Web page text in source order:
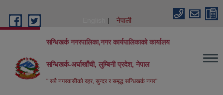
नेपाली
सन्धिखर्क नगरपालिका,नगर कार्यपालिकाको कार्यालय
सन्धिखर्क-अर्घाखाँची, लुम्बिनी प्रदेश, नेपाल
" सबै नगरवासीकाे रहर, सुन्दर र समृद्ध सन्धिखर्क नगर"